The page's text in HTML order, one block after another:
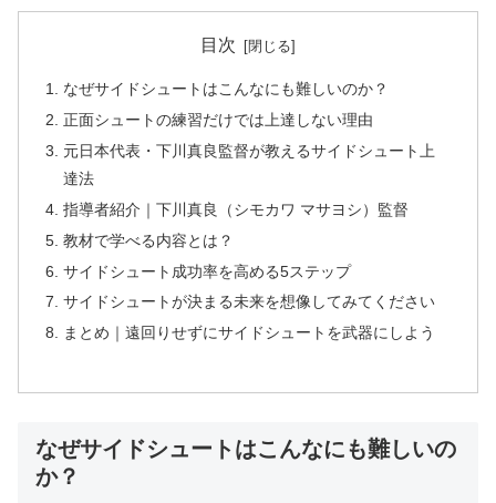
目次
なぜサイドシュートはこんなにも難しいのか？
正面シュートの練習だけでは上達しない理由
元日本代表・下川真良監督が教えるサイドシュート上
達法
指導者紹介｜下川真良（シモカワ マサヨシ）監督
教材で学べる内容とは？
サイドシュート成功率を高める5ステップ
サイドシュートが決まる未来を想像してみてください
まとめ｜遠回りせずにサイドシュートを武器にしよう
なぜサイドシュートはこんなにも難しいの
か？